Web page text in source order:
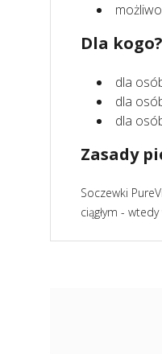
Dla kogo?
dla
dla
dla
Zasady
Soczewki
ciągłym -